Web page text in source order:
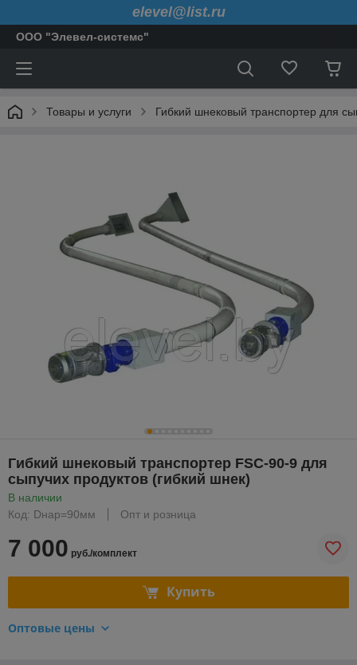
elevel@list.ru
ООО "Элевел-системс"
Товары и услуги Гибкий шнековый транспортер для
Гибкий шнековый транспортер FSC-90-9 для
сыпучих продуктов (гибкий шнек)
В наличии
Код: Dнар=90мм
Опт и розница
7 000 руб./комплект
Купить
Оптовые цены